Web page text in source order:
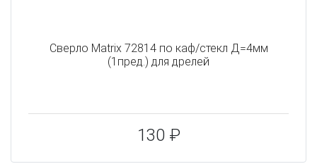
Сверло Matrix 72814 по каф/стекл Д=4мм
(1пред.) для дрелей
130 ₽